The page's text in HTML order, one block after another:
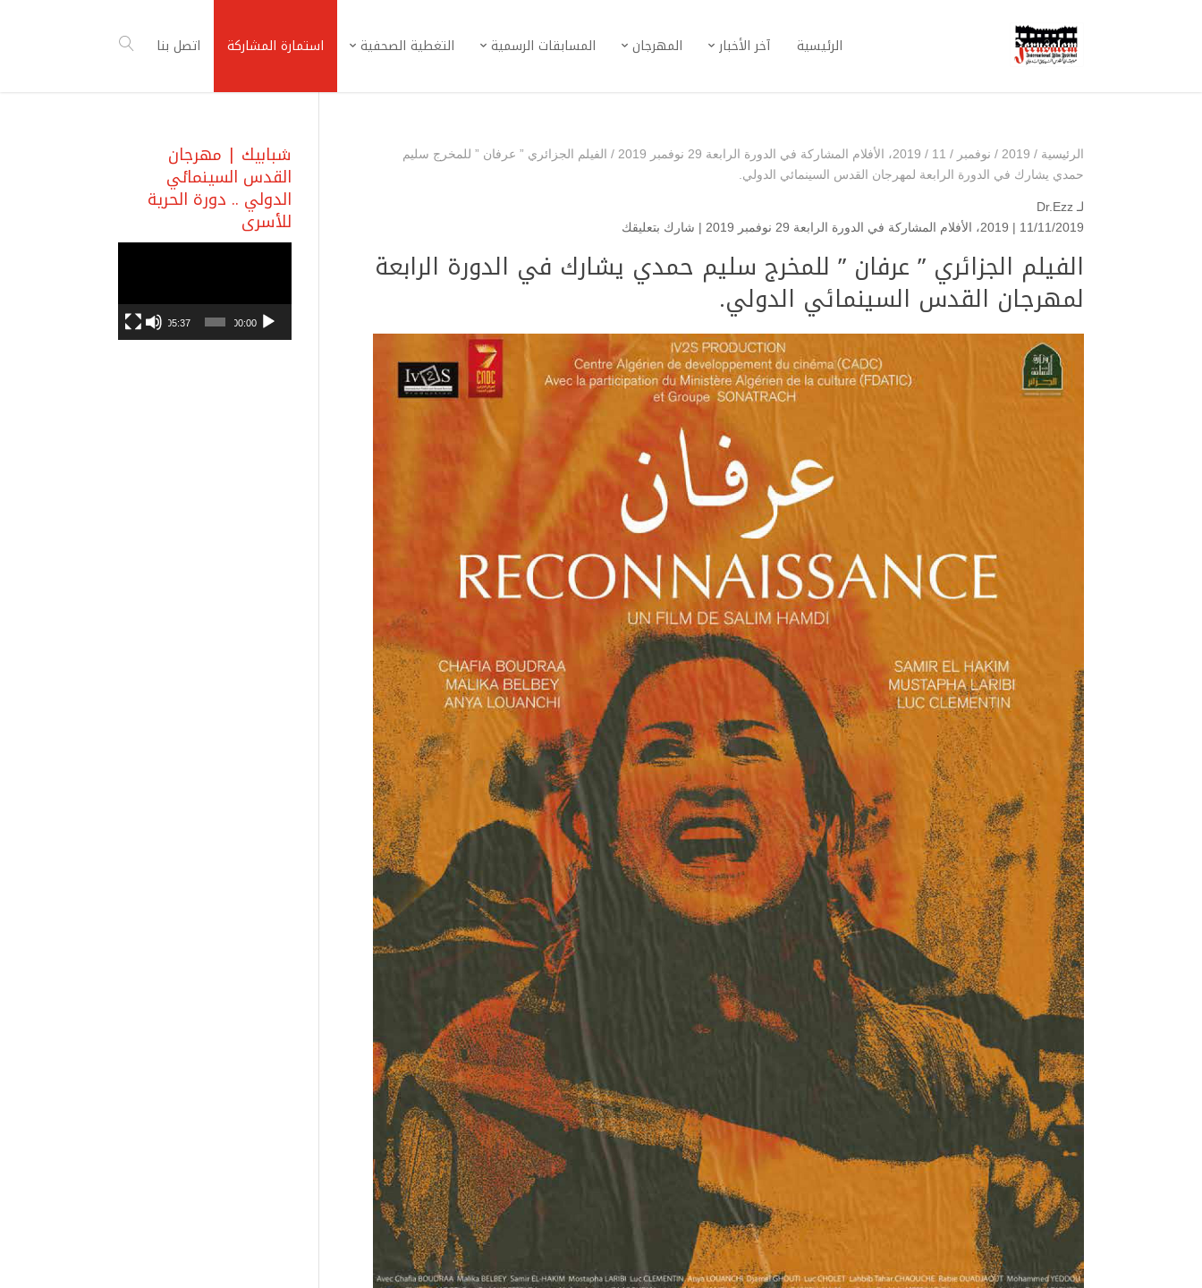
الرئيسية آخر الأخبار المهرجان المسابقات الرسمية التغطية الصحفية استمارة المشاركة اتصل بنا
الرئيسية /
2019
/ نوفمبر /
11
/
2019، الأفلام المشاركة في الدورة الرابعة 29 نوفمبر 2019 / الفيلم الجزائري ” عرفان ” للمخرج سليم
حمدي يشارك في الدورة الرابعة لمهرجان القدس السينمائي الدولي.
لـ Dr.Ezz
11/11/2019 |
2019، الأفلام المشاركة في الدورة الرابعة 29 نوفمبر 2019 | شارك بتعليقك
الفيلم الجزائري ” عرفان ” للمخرج سليم حمدي يشارك في الدورة الرابعة
لمهرجان القدس السينمائي الدولي.
شبابيك | مهرجان
القدس السينمائي
الدولي .. دورة الحرية
للأسرى
00:00
05:37